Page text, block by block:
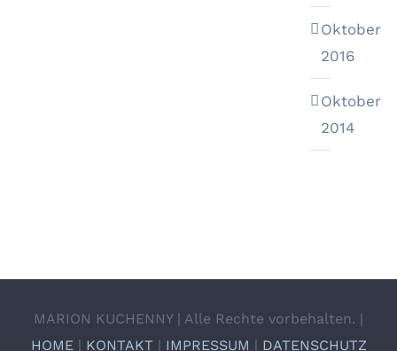
Oktober
2016
Oktober
2014
MARION KUCHENNY | Alle Rechte vorbehalten. |
HOME| KONTAKT IMPRESSUM DATENSCHUTZ